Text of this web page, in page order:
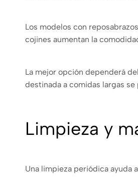
Los modelos con
cojines aumentan la
La mejor opción dependerá
destinada a comidas largas
Limpieza y
Una limpieza periódica ayuda